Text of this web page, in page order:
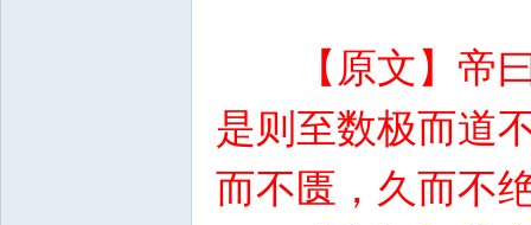
【原文】帝
是则至数极而道
而不匮，久而不